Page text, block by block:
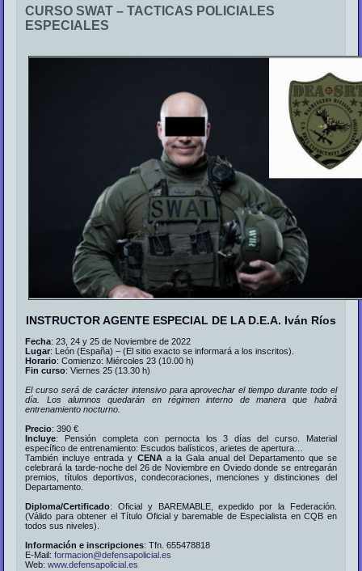
CURSO SWAT – TACTICAS POLICIALES
ESPECIALES
INSTRUCTOR AGENTE ESPECIAL DE LA D.E.A. Iván Ríos
Fecha: 23, 24 y 25 de Noviembre de 2022
Lugar: León (España) – (El sitio exacto se informará a los inscritos).
Horario: Comienzo: Miércoles 23 (10.00 h)
Fin curso: Viernes 25 (13.30 h)
El curso será de carácter intensivo para aprovechar el tiempo durante todo el
día. Los alumnos quedarán en régimen interno de manera que habrá
entrenamiento nocturno.
Precio: 390 €
Incluye: Pensión completa con pernocta los 3 días del curso. Material
específico de entrenamiento: Escudos balísticos, arietes de apertura…
También incluye entrada y CENAa la Gala anual del Departamento que se
celebrará la tarde-noche del 26 de Noviembre en Oviedo donde se entregarán
premios, títulos deportivos, condecoraciones, menciones y distinciones del
Departamento.
Diploma/Certificado: Oficial y BAREMABLE, expedido por la Federación.
(Válido para obtener el Título Oficial y baremable de Especialista en CQB en
todos sus niveles).
Información e inscripciones: Tfn. 655478818
E-Mail:formacion@defensapolicial.es
Web:www.defensapolicial.es